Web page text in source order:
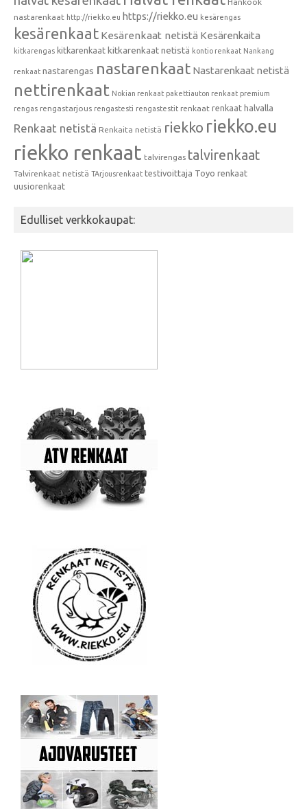
nastarenkaat http://riekko.eu https://riekko.eu kesärengas
kesärenkaat Kesärenkaat netistä Kesärenkaita
kitkarengas kitkarenkaat kitkarenkaat netistä kontio renkaat Nankang
renkaat nastarengas nastarenkaat Nastarenkaat netistä
nettirenkaat Nokian renkaat pakettiauton renkaat premium
rengas rengastarjous rengastesti rengastestit renkaat renkaat halvalla
Renkaat netistä Renkaita netistä riekko riekko.eu
riekko renkaat talvirengas talvirenkaat
Talvirenkaat netistä TArjousrenkaat testivoittaja Toyo renkaat
uusiorenkaat
Edulliset verkkokaupat: